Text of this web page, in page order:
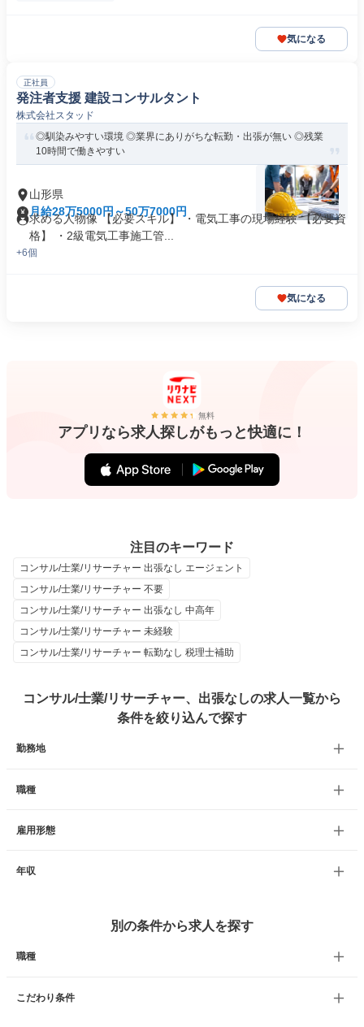
気になる
正社員
発注者支援 建設コンサルタント
株式会社スタッド
◎馴染みやすい環境 ◎業界にありがちな転勤・出張が無い ◎残業
10時間で働きやすい
山形県
月給28万5000円～50万7000円
求める人物像 【必要スキル】 ・電気工事の現場経験 【必要資
格】 ・2級電気工事施工管...
+6個
気になる
無料
アプリなら求人探しがもっと快適に！
注目のキーワード
コンサル/士業/リサーチャー 出張なし エージェント
コンサル/士業/リサーチャー 不要
コンサル/士業/リサーチャー 出張なし 中高年
コンサル/士業/リサーチャー 未経験
コンサル/士業/リサーチャー 転勤なし 税理士補助
コンサル/士業/リサーチャー、出張なしの求人一覧から
条件を絞り込んで探す
勤務地
職種
雇用形態
年収
別の条件から求人を探す
職種
こだわり条件